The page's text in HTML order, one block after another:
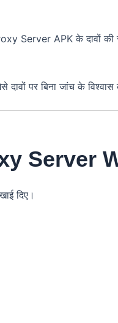
Server APK के दावों की
पर बिना जांच के विश्वास
Server
दिए।